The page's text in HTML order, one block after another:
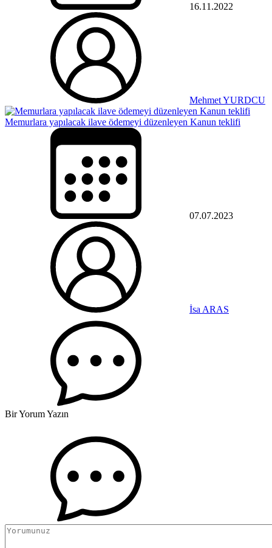
16.11.2022
Mehmet YURDCU
Memurlara yapılacak ilave ödemeyi düzenleyen Kanun teklifi
07.07.2023
İsa ARAS
Bir Yorum Yazın